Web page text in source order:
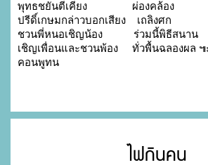
พุทธชยันตีเคียง                ผ่องคล้อง
ปรีดิ์เกษมกล่าวบอกเสียง    เถลิงศก
ชวนพี่หนอเชิญน้อง           ร่วมนี้พิธีสนาน
เชิญเพื่อนและชวนพ้อง     ทั่วพื้นฉลองผล
คอนพูทน
ไฟกินคน